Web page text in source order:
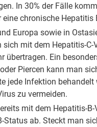
In 30% der Fälle
chronische Hepatitis
Europa sowie in
mit dem Hepatitis-
übertragen. Ein
Piercen kann man
jede Infektion
zu vermeiden.
mit dem Hepatitis-
ab. Steckt man